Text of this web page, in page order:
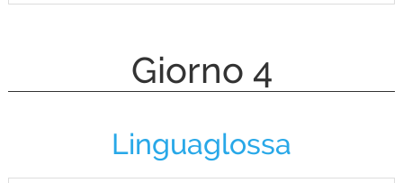
Giorno 4
Linguaglossa